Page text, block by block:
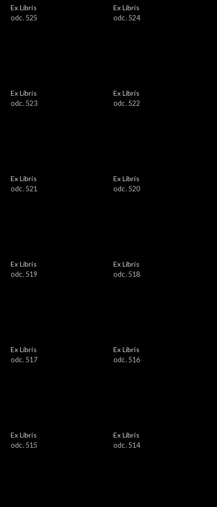
Ex Libris
odc. 525
Ex Libris
odc. 524
Ex Libris
odc. 523
Ex Libris
odc. 522
Ex Libris
odc. 521
Ex Libris
odc. 520
Ex Libris
odc. 519
Ex Libris
odc. 518
Ex Libris
odc. 517
Ex Libris
odc. 516
Ex Libris
odc. 515
Ex Libris
odc. 514